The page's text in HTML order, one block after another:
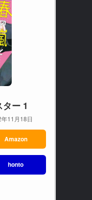
ー 1
11月18日
Amazon
honto